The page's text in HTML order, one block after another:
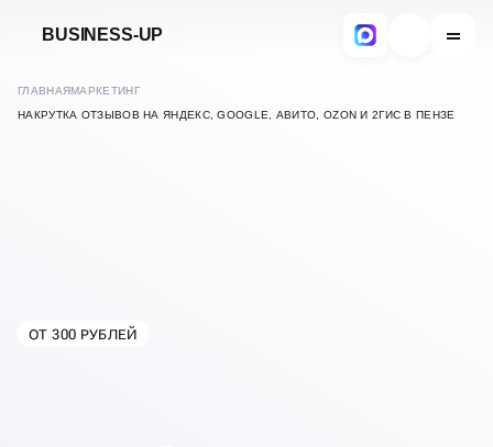
BUSINESS-UP
ГЛАВНАЯМАРКЕТИНГ
НАКРУТКА ОТЗЫВОВ НА ЯНДЕКС, GOOGLE, АВИТО, OZON И 2ГИС В ПЕНЗЕ
ОТ 300 РУБЛЕЙ